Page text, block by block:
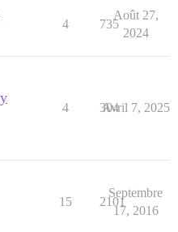
4 735
Août 27,
2024
4 304
Avril 7, 2025
15 2101
Septembre
17, 2016